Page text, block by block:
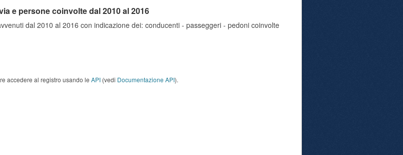
e persone coinvolte dal 2010 al 2016
dal 2010 al 2016 con indicazione dei: conducenti - passeggeri - pedoni coinvolte
accedere al registro usando le API (vedi Documentazione API).